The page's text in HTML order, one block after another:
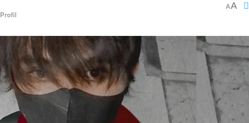
Profil
AA